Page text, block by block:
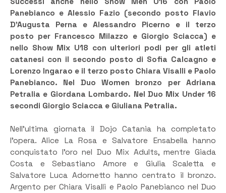
Panebianco e Alessio Fazio (secondo posto Flavio
D’Augusta Perna e Alessandro Picerno e il terzo
posto per Francesco Milazzo e Giorgio Sciacca) e
nello Show Mix U18 con ulteriori podi per gli atleti
catanesi con il secondo posto di Sofia Calcagno e
Lorenzo Ingarao e il terzo posto Chiara Visalli e Paolo
Panebianco. Nel Duo Women bronzo per Adriana
Petralia e Giordana Lombardo. Nel Duo Mix Under 16
secondi Giorgio Sciacca e Giuliana Petralia.
Nell’ultima giornata il Dojo Catania ha completato
l’opera. Alice La Rosa e Salvatore Ensabella hanno
conquistato l’oro nel Duo Mix Adults, mentre Giada
Costa e Sebastiano Amore e Giulia Scaletta e
Salvatore Luca Adornetto hanno centrato il bronzo.
Argento per Chiara Visalli e Paolo Panebianco nel Duo